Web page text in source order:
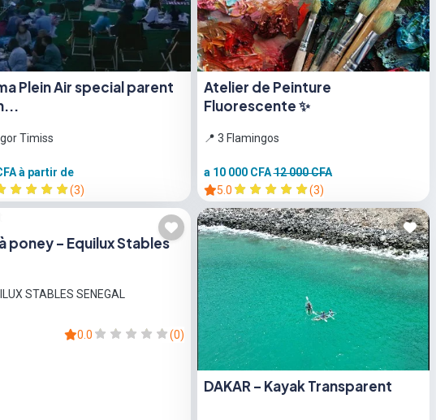
Plein Air special parent
Timiss
à partir de
(3)
Atelier de Peinture
Fluorescente ✨
📍 3 Flamingos
a 10 000 CFA12 000 CFA
5.0
(3)
poney – Equilux Stables
STABLES SENEGAL
0.0 (0)
DAKAR – Kayak Transparent